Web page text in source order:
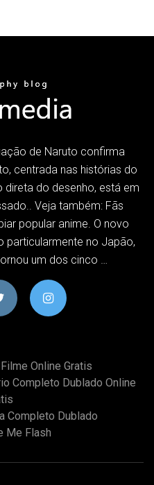
de Naruto confirma
centrada nas histórias do
do desenho, está em
Veja também: Fãs
popular anime. O novo
particularmente no Japão,
um dos cinco …
Online Gratis
Completo Dublado Online
Completo Dublado
Me Flash